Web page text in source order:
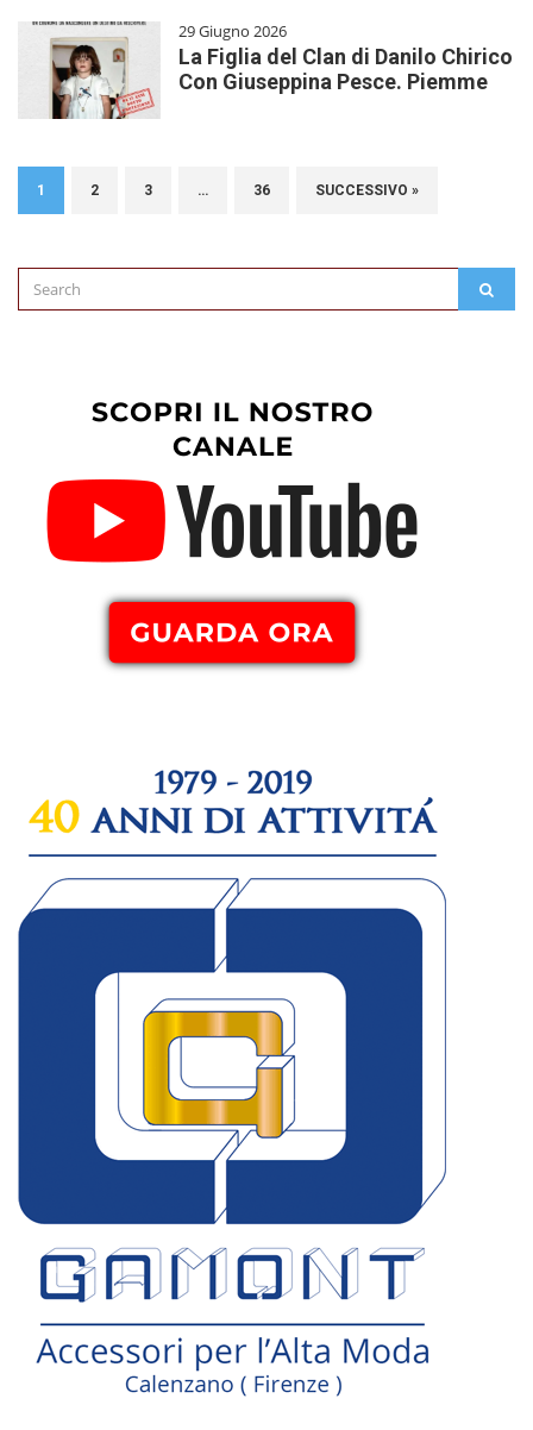
29 Giugno 2026
La Figlia del Clan di Danilo Chirico
Con Giuseppina Pesce. Piemme
1 2 3 … 36 SUCCESSIVO »
Search
for: